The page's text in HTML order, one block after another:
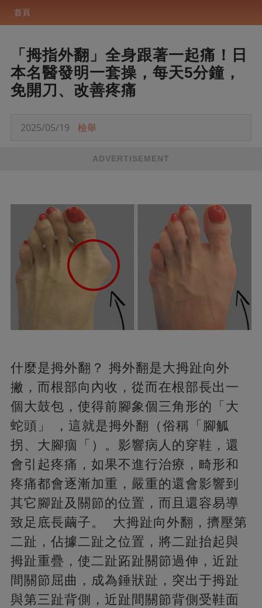
首頁
「拇指外翻」全身跟著一起痛！日
本名醫發明一套操，每天5分鐘，
免開刀、改善疼痛
2025/05/19 檢舉
ADVERTISEMENT
什麼是拇外翻？ 拇外翻是大拇趾向外
撇，而根部向內收，從而在根部長出一
個大鼓包，使得前腳象個三角形的「大
蛇頭」 ，這就是拇外翻（俗稱「腳觚
拐、大腳痼「）。影響病人的穿鞋，還
會引起疼痛，如果不進行治療，畸形和
疼痛都會逐漸加重，嚴重的還會影響到
其它腳趾及關節的位置，而且還容易導
致足底長繭子。 大拇趾向外翻，擠壓第
二趾，佔據二趾之位置，將二趾抬起與
拇趾重疊，使二趾跖趾關節過伸，近趾
間關節屈曲，成為錘狀趾，突出于拇趾
與第三趾背側，近趾間關節背側受鞋面